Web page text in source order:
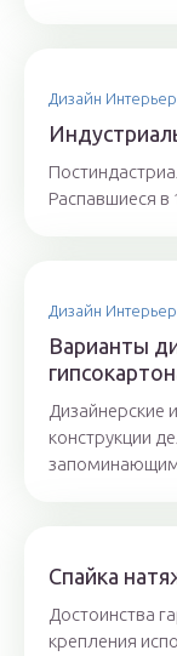
Дизайн
Распавшиеся в
Дизайн
Варианты
Дизайнерские
конструкции
Спайка
Достоинства
крепления